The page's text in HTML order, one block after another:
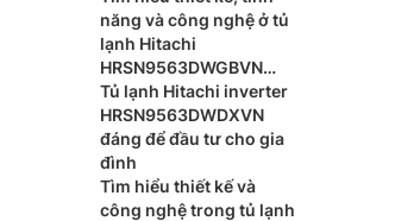
năng và công nghệ ở tủ
lạnh Hitachi
HRSN9563DWGBVN
inverter
Tủ lạnh Hitachi inverter
HRSN9563DWDXVN
đáng để đầu tư cho gia
đình
Tìm hiểu thiết kế và
công nghệ trong tủ lạnh